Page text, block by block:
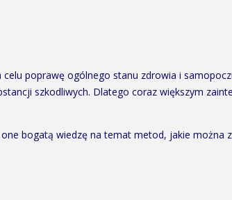
poprawę ogólnego stanu zdrowia i
szkodliwych. Dlatego coraz większym
bogatą wiedzę na temat metod, jakie można